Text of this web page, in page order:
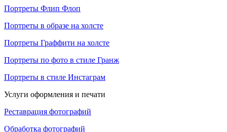
Портреты Флип Флоп
Портреты в образе на холсте
Портреты Граффити на холсте
Портреты по фото в стиле Гранж
Портреты в стиле Инстаграм
Услуги оформления и печати
Реставрация фотографий
Обработка фотографий